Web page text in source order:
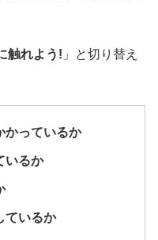
触れよう! 」と切り替え
かっているか
いるか
ているか